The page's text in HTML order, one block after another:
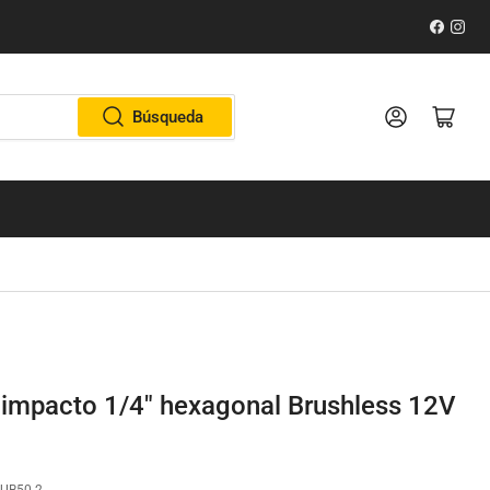
Búsqueda Iniciar sesiónAbrir cesta
1/4" hexagonal Brushless 12V